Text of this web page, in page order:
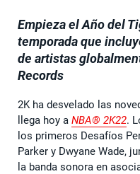
Empieza el Año del
temporada que
de artistas
Records
2K ha desvelado las
llega hoy a NBA® 2K22.
los primeros Desafíos
Parker y Dwyane Wade,
la banda sonora en